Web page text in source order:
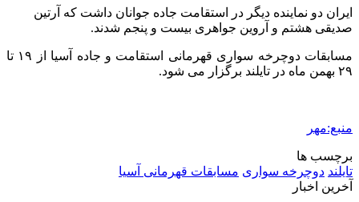
ایران دو نماینده دیگر در استقامت جاده جوانان داشت که آرتین
صدیقی هشتم و آروین جواهری بیست و پنجم شدند.
مسابقات دوچرخه سواری قهرمانی استقامت و جاده آسیا از ۱۹ تا
۲۹ بهمن ماه در تایلند برگزار می شود.
منبع:مهر
برچسب ها
تایلند دوچرخه سواری مسابقات قهرمانی آسیا
آخرین اخبار